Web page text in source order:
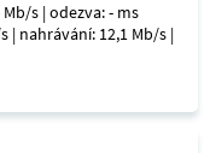
s | odezva: - ms
| nahrávání: 12,1 Mb/s |